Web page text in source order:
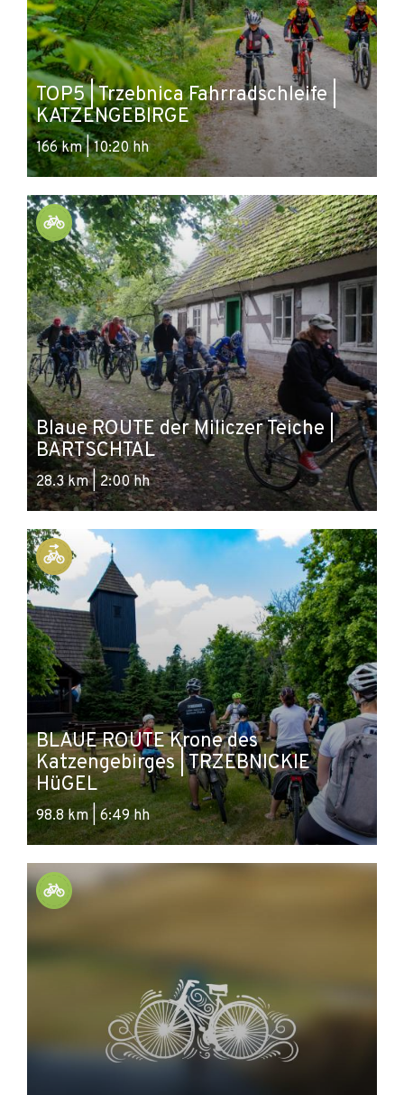
TOP5 | Trzebnica Fahrradschleife |
KATZENGEBIRGE
166 km | 10:20 hh
Blaue ROUTE der Miliczer Teiche |
BARTSCHTAL
28.3 km | 2:00 hh
BLAUE ROUTE Krone des
Katzengebirges | TRZEBNICKIE
HüGEL
98.8 km | 6:49 hh